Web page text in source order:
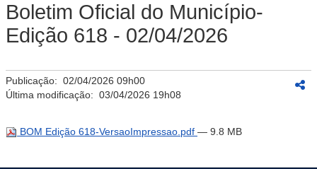
Boletim Oficial do Município-
Edição 618 - 02/04/2026
Publicação: 02/04/2026 09h00
Última modificação: 03/04/2026 19h08
BOM Edição 618-VersaoImpressao.pdf — 9.8 MB